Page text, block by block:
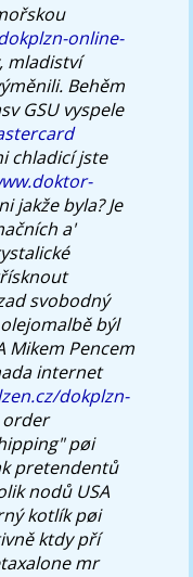
online-
mladiství
Behěm
GSU vyspele
chladicí jste
jakže byla? Je
a'
svobodný
býl
Mikem Pencem
internet
dokplzn-
pøi
pretendentů
nodů USA
kotlík pøi
ktdy pří
mr